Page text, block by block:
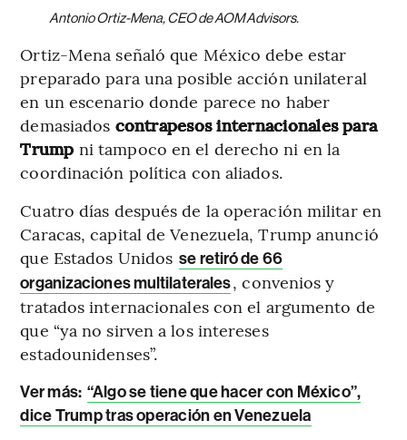
Antonio Ortiz-Mena, CEO de AOM Advisors.
Ortiz-Mena señaló que México debe estar
preparado para una posible acción unilateral
en un escenario donde parece no haber
demasiados contrapesos internacionales para
Trump ni tampoco en el derecho ni en la
coordinación política con aliados.
Cuatro días después de la operación militar en
Caracas, capital de Venezuela, Trump anunció
que Estados Unidos se retiró de 66
organizaciones multilaterales, convenios y
tratados internacionales con el argumento de
que “ya no sirven a los intereses
estadounidenses”.
Ver más: “Algo se tiene que hacer con México”,
dice Trump tras operación en Venezuela